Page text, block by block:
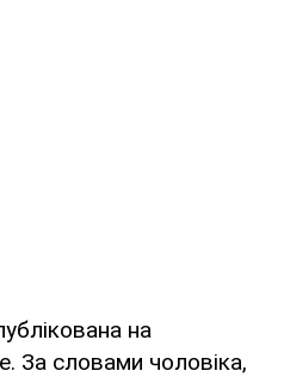
на
За словами чоловіка,